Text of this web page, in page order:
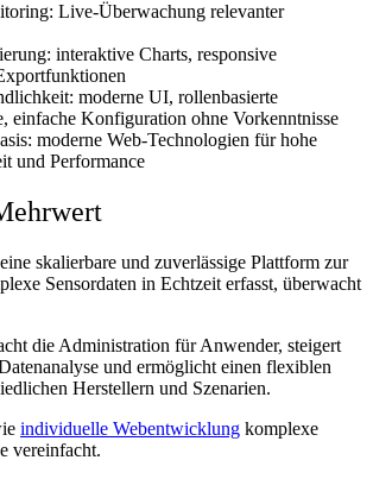
: Live-Überwachung relevanter
: interaktive Charts, responsive
: moderne UI, rollenbasierte
einfache Konfiguration ohne Vorkenntnisse
: moderne Web-Technologien für hohe
und Performance
skalierbare und zuverlässige Plattform zur
Sensordaten in Echtzeit erfasst, überwacht
die Administration für Anwender, steigert
und ermöglicht einen flexiblen
Herstellern und Szenarien.
individuelle Webentwicklung komplexe
vereinfacht.